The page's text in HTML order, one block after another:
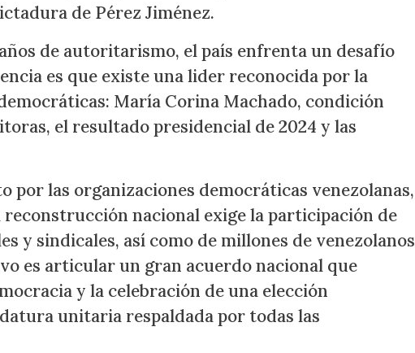
de Pérez Jiménez.
de autoritarismo, el país enfrenta un desafío
es que existe una lider reconocida por la
María Corina Machado, condición
el resultado presidencial de 2024 y las
por las organizaciones democráticas venezolanas,
reconstrucción nacional exige la participación de
y sindicales, así como de millones de venezolanos
es articular un gran acuerdo nacional que
y la celebración de una elección
unitaria respaldada por todas las